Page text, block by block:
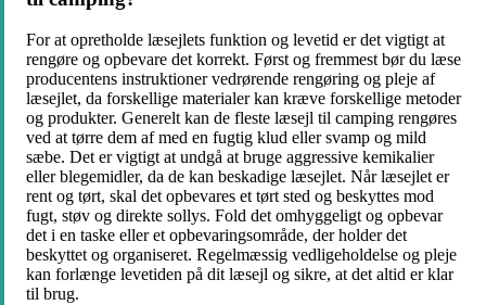
For at opretholde læsejlets funktion og levetid er det vigtigt at
rengøre og opbevare det korrekt. Først og fremmest bør du læse
producentens instruktioner vedrørende rengøring og pleje af
læsejlet, da forskellige materialer kan kræve forskellige metoder
og produkter. Generelt kan de fleste læsejl til camping rengøres
ved at tørre dem af med en fugtig klud eller svamp og mild
sæbe. Det er vigtigt at undgå at bruge aggressive kemikalier
eller blegemidler, da de kan beskadige læsejlet. Når læsejlet er
rent og tørt, skal det opbevares et tørt sted og beskyttes mod
fugt, støv og direkte sollys. Fold det omhyggeligt og opbevar
det i en taske eller et opbevaringsområde, der holder det
beskyttet og organiseret. Regelmæssig vedligeholdelse og pleje
kan forlænge levetiden på dit læsejl og sikre, at det altid er klar
til brug.